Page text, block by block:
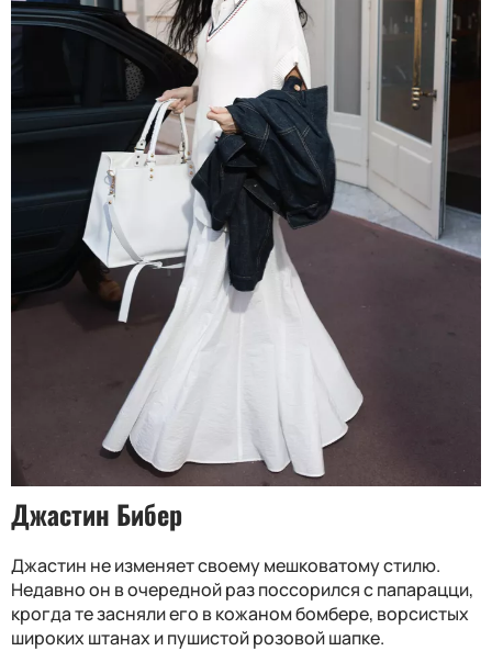
Джастин Бибер
Джастин не изменяет своему мешковатому стилю.
Недавно он в очередной раз поссорился с папарацци,
крогда те засняли его в кожаном бомбере, ворсистых
широких штанах и пушистой розовой шапке.